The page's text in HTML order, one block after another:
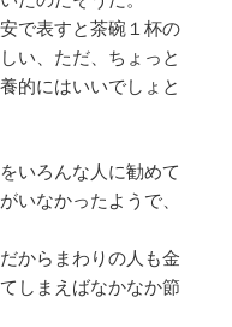
で表すと茶碗１杯の
い、ただ、ちょっと
的にはいいでしょと
いろんな人に勧めて
いなかったようで、
からまわりの人も金
しまえばなかなか節